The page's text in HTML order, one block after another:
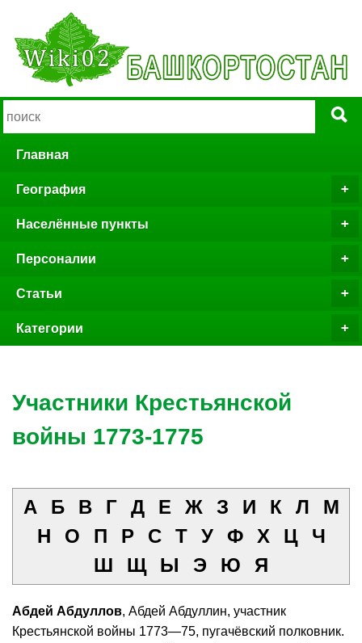
Главная
География
Населённые пункты
Персоналии
Статьи
Категории
Участники Крестьянской
войны 1773-1775
А Б В Г Д Е Ж З И К Л
М
Н
О П Р С Т У Ф Х Ц
Ч
Ш
Щ Ы Э Ю Я
Абдей Абдуллов, Абдей Абдуллин, участник
Крестьянской войны 1773—75, пугачёвский полковник.